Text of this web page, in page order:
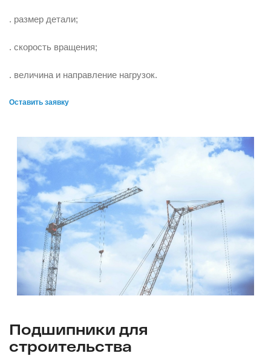
. размер детали;
. скорость вращения;
. величина и направление нагрузок.
Оставить заявку
Подшипники для
строительства